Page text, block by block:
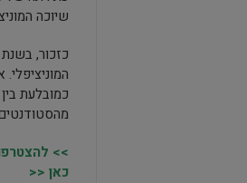
שיוכה
>>
כאן <<